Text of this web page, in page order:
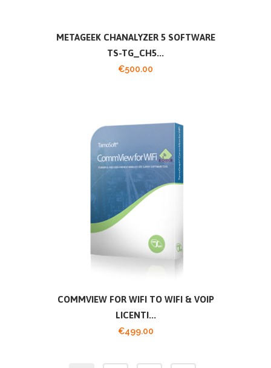
METAGEEK CHANALYZER 5 SOFTWARE
TS-TG_CH5...
€500.00
COMMVIEW FOR WIFI TO WIFI & VOIP
LICENTI...
€499.00